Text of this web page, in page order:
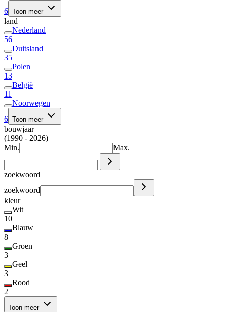
6 Toon meer
land
Nederland
56
Duitsland
35
Polen
13
België
11
Noorwegen
6 Toon meer
bouwjaar
(1990 - 2026)
Min.
Max.
zoekwoord
zoekwoord
kleur
Wit
10
Blauw
8
Groen
3
Geel
3
Rood
2
Toon meer